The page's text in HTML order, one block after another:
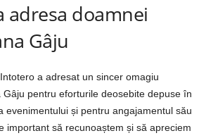
adresa doamnei
Gâju
a adresat un sincer omagiu
pentru eforturile deosebite depuse în
evenimentului și pentru angajamentul său
important să recunoaștem și să apreciem